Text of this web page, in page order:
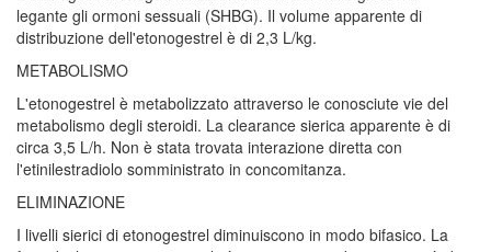
legante gli ormoni sessuali (SHBG). Il volume apparente di
distribuzione dell'etonogestrel è di 2,3 L/kg.
METABOLISMO
L'etonogestrel è metabolizzato attraverso le conosciute vie del
metabolismo degli steroidi. La clearance sierica apparente è di
circa 3,5 L/h. Non è stata trovata interazione diretta con
l'etinilestradiolo somministrato in concomitanza.
ELIMINAZIONE
I livelli sierici di etonogestrel diminuiscono in modo bifasico. La